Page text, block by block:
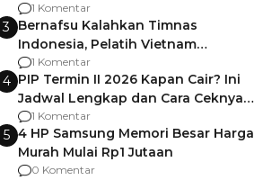
Usai Jadi Brigjen
1 Komentar
3 Bernafsu Kalahkan Timnas
Indonesia, Pelatih Vietnam
Berencana Pakai Jimat di Pakansari
1 Komentar
4 PIP Termin II 2026 Kapan Cair? Ini
Jadwal Lengkap dan Cara Ceknya
agar Dana Tidak Hangus!
1 Komentar
5 4 HP Samsung Memori Besar Harga
Murah Mulai Rp1 Jutaan
0 Komentar